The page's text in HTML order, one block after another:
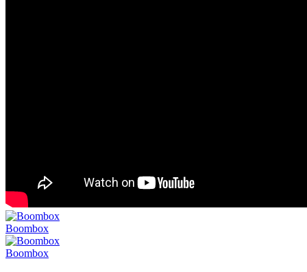
Boombox
Boombox